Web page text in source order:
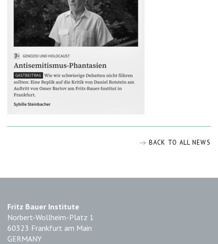
BACK TO ALL NEWS
Fritz Bauer Institute
Norbert-Wollheim-Platz 1
60323 Frankfurt am Main
GERMANY